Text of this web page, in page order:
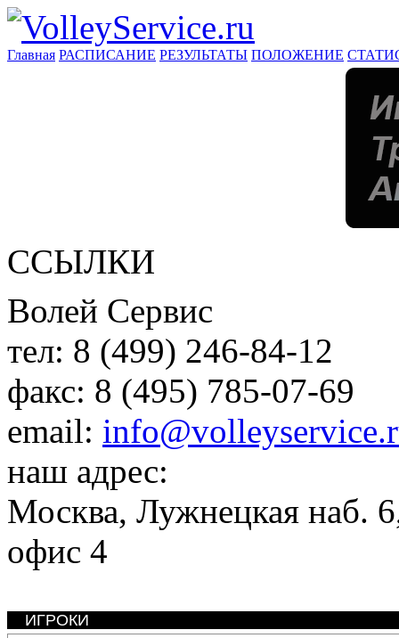
Главная РАСПИСАНИЕ РЕЗУЛЬТАТЫ ПОЛОЖЕНИЕ
ССЫЛКИ
Волей Сервис
тел: 8 (499) 246-84-12
факс: 8 (495) 785-07-69
email:
наш адрес:
Москва, Лужнецкая наб.
офис 4
ИГРОКИ